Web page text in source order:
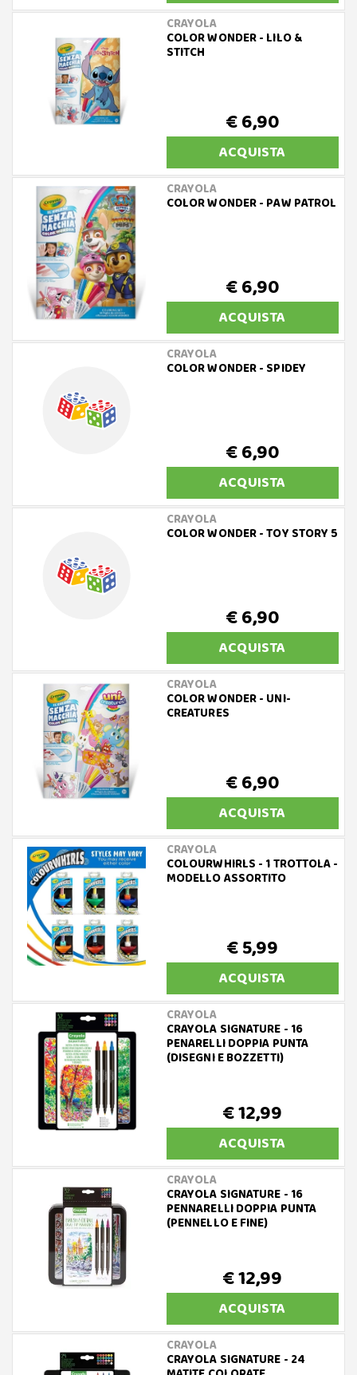
CRAYOLA
COLOR WONDER - LILO &
STITCH
€ 6,90
ACQUISTA
CRAYOLA
COLOR WONDER - PAW PATROL
€ 6,90
ACQUISTA
CRAYOLA
COLOR WONDER - SPIDEY
€ 6,90
ACQUISTA
CRAYOLA
COLOR WONDER - TOY STORY 5
€ 6,90
ACQUISTA
CRAYOLA
COLOR WONDER - UNI-
CREATURES
€ 6,90
ACQUISTA
CRAYOLA
COLOURWHIRLS - 1 TROTTOLA -
MODELLO ASSORTITO
€ 5,99
ACQUISTA
CRAYOLA
CRAYOLA SIGNATURE - 16
PENARELLI DOPPIA PUNTA
(DISEGNI E BOZZETTI)
€ 12,99
ACQUISTA
CRAYOLA
CRAYOLA SIGNATURE - 16
PENNARELLI DOPPIA PUNTA
(PENNELLO E FINE)
€ 12,99
ACQUISTA
CRAYOLA
CRAYOLA SIGNATURE - 24